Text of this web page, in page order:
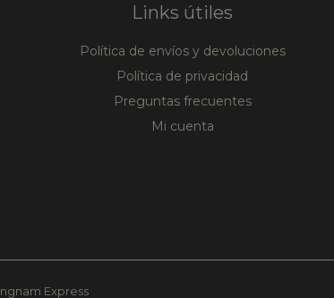
Links útiles
Política de envíos y devoluciones
Política de privacidad
Preguntas frecuentes
Mi cuenta
Express